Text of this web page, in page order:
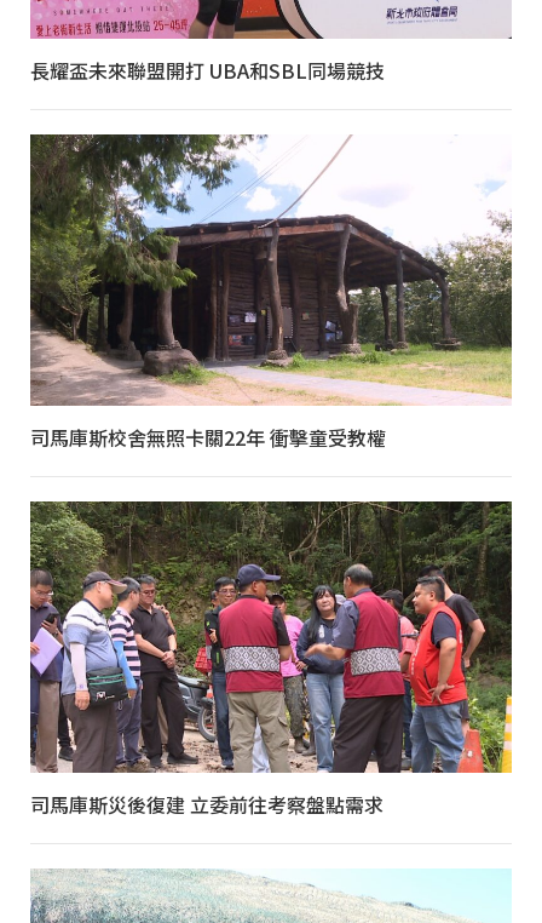
長耀盃未來聯盟開打 UBA和SBL同場競技
司馬庫斯校舍無照卡關22年 衝擊童受教權
司馬庫斯災後復建 立委前往考察盤點需求